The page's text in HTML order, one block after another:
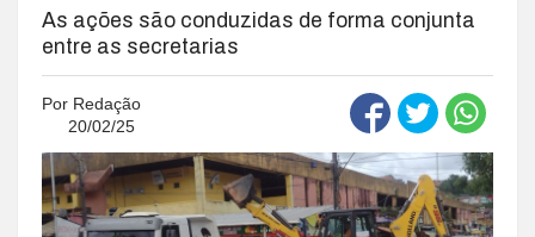
As ações são conduzidas de forma conjunta
entre as secretarias
Por Redação
20/02/25